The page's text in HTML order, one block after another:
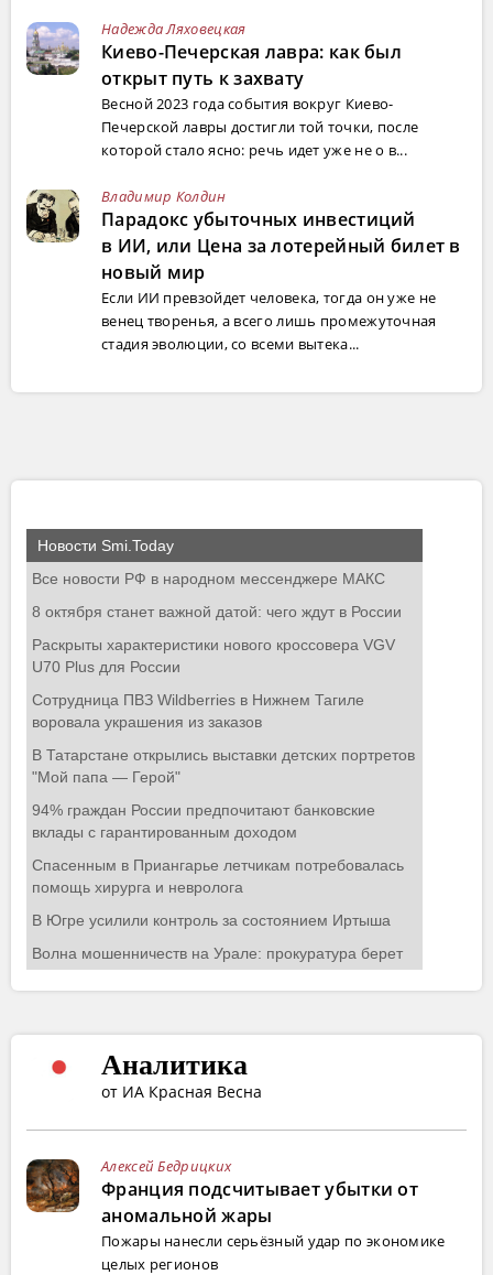
Надежда Ляховецкая
Киево-Печерская лавра: как был
открыт путь к захвату
Весной 2023 года события вокруг Киево-
Печерской лавры достигли той точки, после
которой стало ясно: речь идет уже не о в...
Владимир Колдин
Парадокс убыточных инвестиций
в ИИ, или Цена за лотерейный билет в
новый мир
Если ИИ превзойдет человека, тогда он уже не
венец творенья, а всего лишь промежуточная
стадия эволюции, со всеми вытека...
Аналитика
от ИА Красная Весна
Алексей Бедрицких
Франция подсчитывает убытки от
аномальной жары
Пожары нанесли серьёзный удар по экономике
целых регионов